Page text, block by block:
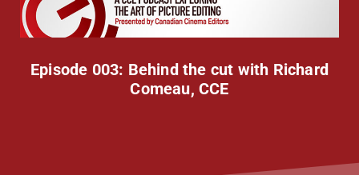
Episode 003: Behind the cut with Richard
Comeau, CCE